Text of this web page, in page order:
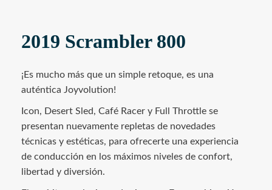
2019 Scrambler 800
¡Es mucho más que un simple retoque, es una
auténtica Joyvolution!
Icon, Desert Sled, Café Racer y Full Throttle se
presentan nuevamente repletas de novedades
técnicas y estéticas, para ofrecerte una experiencia
de conducción en los máximos niveles de confort,
libertad y diversión.